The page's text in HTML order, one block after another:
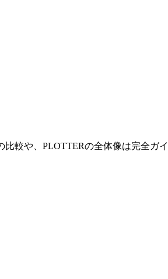
較や、PLOTTERの全体像は完全ガ